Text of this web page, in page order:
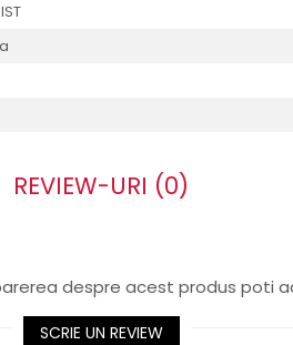
REVIEW-URI (0)
despre acest produs poti
SCRIE UN REVIEW